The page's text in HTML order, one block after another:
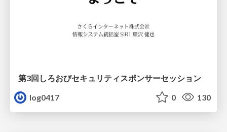
第3回しろおびセキュリティスポンサーセッション
log0417
0 130